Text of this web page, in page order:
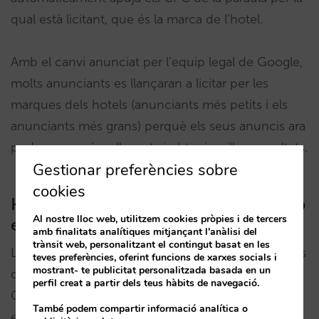
qual està licitant, que és la marca de l’hotel.
Amb el canvi anunciat per l’equip legal de Google,
molts anunciants es llançaran a licitar per les
marques dels hotels (anunciants més petits i els
anunciants més grans) perquè els seus anuncis ara
podran ser més rellevants i obtenir millors resultats.
Haig de deixar de fer Google Ads amb
el meu hotel?
La resposta és un NO rotund. Ara més que mai has
de estar present als resultats de pagament de
Google. Tots els altres anunciants estaran i si no hi
Gestionar preferències sobre
cookies
Al nostre lloc web, utilitzem cookies pròpies i de tercers
amb finalitats analítiques mitjançant l'anàlisi del
trànsit web, personalitzant el contingut basat en les
teves preferències, oferint funcions de xarxes socials i
mostrant- te publicitat personalitzada basada en un
perfil creat a partir dels teus hàbits de navegació.
També podem compartir informació analítica o